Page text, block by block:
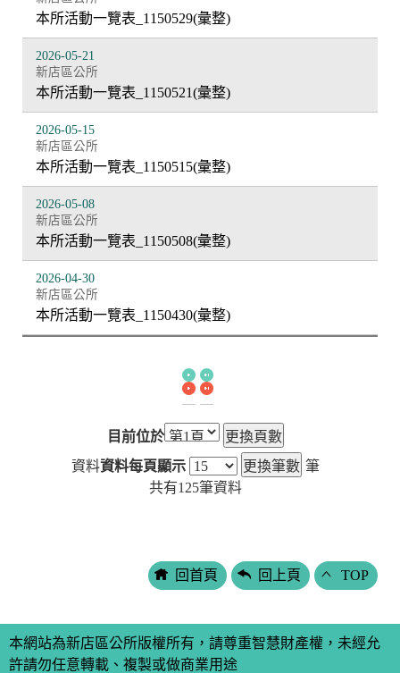
本所活動一覽表_1150529(彙整)
本所活動一覽表_1150521(彙整)
新店區公所
2026-05-21
本所活動一覽表_1150515(彙整)
新店區公所
2026-05-15
本所活動一覽表_1150508(彙整)
新店區公所
2026-05-08
本所活動一覽表_1150430(彙整)
新店區公所
2026-04-30
目前位於
資料資料每頁顯示
筆
共有125筆資料
回首頁 回上頁 TOP
本網站為新店區公所版權所有，請尊重智慧財產權，未經允
許請勿任意轉載、複製或做商業用途